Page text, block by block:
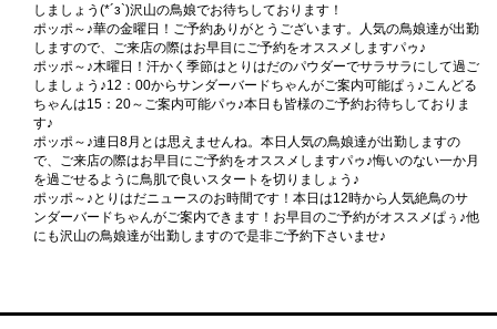
しましょう(*´з`)沢山の鳥娘でお待ちしております！
ポッポ～♪華の金曜日！ご予約ありがとうございます。人気の鳥娘達が出勤
しますので、ご来店の際はお早目にご予約をオススメしますパゥ♪
ポッポ～♪木曜日！汗かく季節はとりはだのパウダーでサラサラにして過ご
しましょう♪12：00からサンダーバードちゃんがご案内可能ぱぅ♪こんどる
ちゃんは15：20～ご案内可能パゥ♪本日も皆様のご予約お待ちしておりま
す♪
ポッポ～♪連日8月とは思えませんね。本日人気の鳥娘達が出勤しますの
で、ご来店の際はお早目にご予約をオススメしますパゥ♪悔いのない一か月
を過ごせるように鳥肌で良いスタートを切りましょう♪
ポッポ～♪とりはだニュースのお時間です！本日は12時から人気絶鳥のサ
ンダーバードちゃんがご案内できます！お早目のご予約がオススメぱぅ♪他
にも沢山の鳥娘達が出勤しますので是非ご予約下さいませ♪